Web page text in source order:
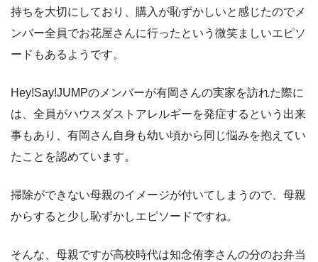
持ちを大切にしており、購入が恥ずかしいと感じたのでメ
ンバー全員でお花屋さんに行ったという微笑ましいエピソ
ードもあるようです。
Hey!Say!JUMPのメンバーが有岡さんの実家を訪れた際に
は、全員がハウスダストアレルギーを発症するという出来
事もあり、有岡さん自身も幼い頃から同じ悩みを抱えてい
たことを認めています。
掃除ができない母親のイメージが付いてしまうので、母親
からすると少し恥ずかしエピソードですね。
そんな、母親ですが高校時代は知念侑李さんの分のお弁当